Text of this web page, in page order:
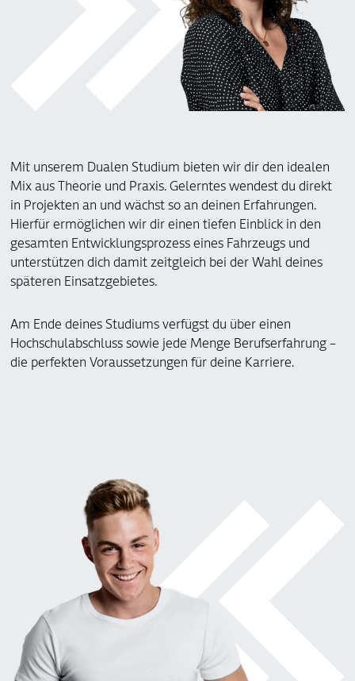
Mit unserem Dualen Studium bieten wir dir den idealen
Mix aus Theorie und Praxis. Gelerntes wendest du direkt
in Projekten an und wächst so an deinen Erfahrungen.
Hierfür ermöglichen wir dir einen tiefen Einblick in den
gesamten Entwicklungsprozess eines Fahrzeugs und
unterstützen dich damit zeitgleich bei der Wahl deines
späteren Einsatzgebietes.
Am Ende deines Studiums verfügst du über einen
Hochschulabschluss sowie jede Menge Berufserfahrung –
die perfekten Voraussetzungen für deine Karriere.